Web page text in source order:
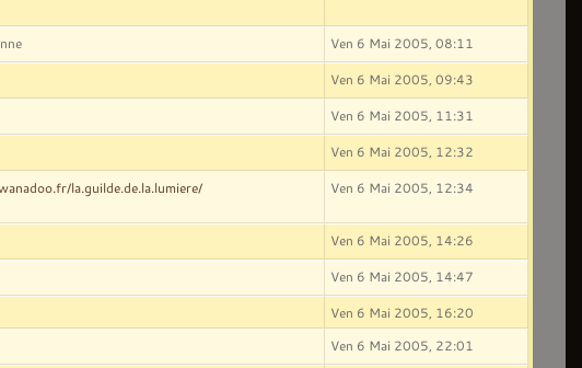
Ven 6 Mai 2005, 08:11
Ven 6 Mai 2005, 09:43
Ven 6 Mai 2005, 11:31
Ven 6 Mai 2005, 12:32
la.guilde.de.la.lumiere/
Ven 6 Mai 2005, 12:34
Ven 6 Mai 2005, 14:26
Ven 6 Mai 2005, 14:47
Ven 6 Mai 2005, 16:20
Ven 6 Mai 2005, 22:01